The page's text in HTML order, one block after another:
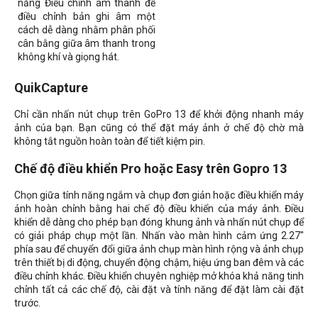
năng Điều chỉnh âm thanh để
điều chỉnh bản ghi âm một
cách dễ dàng nhằm phân phối
cân bằng giữa âm thanh trong
không khí và giọng hát.
QuikCapture
Chỉ cần nhấn nút chụp trên GoPro 13 để khởi động nhanh máy
ảnh của bạn. Bạn cũng có thể đặt máy ảnh ở chế độ chờ mà
không tắt nguồn hoàn toàn để tiết kiệm pin.
Chế độ điều khiển Pro hoặc Easy trên Gopro 13
Chọn giữa tính năng ngắm và chụp đơn giản hoặc điều khiển máy
ảnh hoàn chỉnh bằng hai chế độ điều khiển của máy ảnh. Điều
khiển dễ dàng cho phép bạn đóng khung ảnh và nhấn nút chụp để
có giải pháp chụp một lần. Nhấn vào màn hình cảm ứng 2.27"
phía sau để chuyển đổi giữa ảnh chụp màn hình rộng và ảnh chụp
trên thiết bị di động, chuyển động chậm, hiệu ứng ban đêm và các
điều chỉnh khác. Điều khiển chuyên nghiệp mở khóa khả năng tinh
chỉnh tất cả các chế độ, cài đặt và tính năng để đặt làm cài đặt
trước.